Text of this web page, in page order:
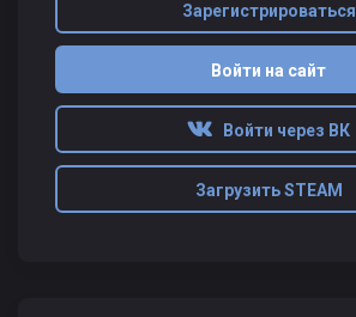
Зарегистрироваться
Войти на сайт
Войти через ВК
Загрузить STEAM